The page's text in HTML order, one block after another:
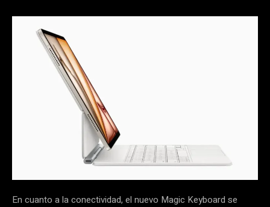
En cuanto a la conectividad, el nuevo Magic Keyboard se